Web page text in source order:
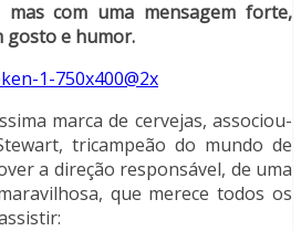
mas com uma mensagem forte,
gosto e humor.
marca de cervejas, associou-
tricampeão do mundo de
a direção responsável, de uma
que merece todos os